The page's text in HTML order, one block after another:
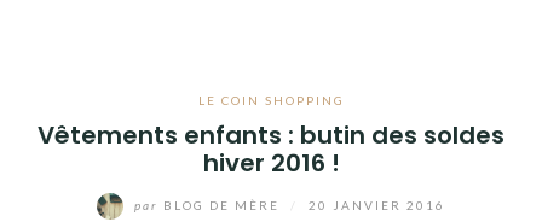
LE COIN SHOPPING
Vêtements enfants : butin des soldes
hiver 2016 !
par BLOG DE MÈRE 20 JANVIER 2016